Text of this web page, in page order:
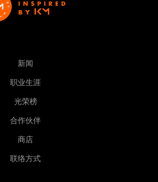
新闻
职业生涯
光荣榜
合作伙伴
商店
联络方式